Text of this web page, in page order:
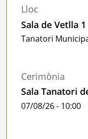
Lloc
Sala de Vetlla 1
Tanatori
Cerimònia
Sala Tanatori
07/08/26 - 10:00